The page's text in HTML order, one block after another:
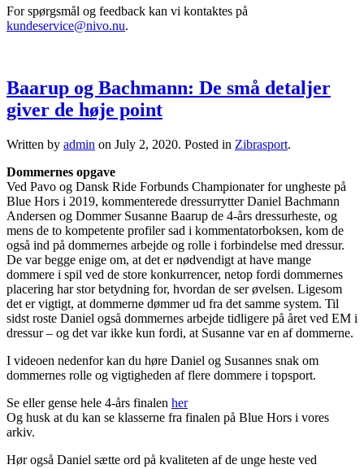
For spørgsmål og feedback kan vi kontaktes på
kundeservice@nivo.nu.
Baarup og Bachmann: De små detaljer
giver de høje point
Written by admin on July 2, 2020. Posted in Zibrasport.
Dommernes opgave
Ved Pavo og Dansk Ride Forbunds Championater for ungheste på
Blue Hors i 2019, kommenterede dressurrytter Daniel Bachmann
Andersen og Dommer Susanne Baarup de 4-års dressurheste, og
mens de to kompetente profiler sad i kommentatorboksen, kom de
også ind på dommernes arbejde og rolle i forbindelse med dressur.
De var begge enige om, at det er nødvendigt at have mange
dommere i spil ved de store konkurrencer, netop fordi dommernes
placering har stor betydning for, hvordan de ser øvelsen. Ligesom
det er vigtigt, at dommerne dømmer ud fra det samme system. Til
sidst roste Daniel også dommernes arbejde tidligere på året ved EM i
dressur – og det var ikke kun fordi, at Susanne var en af dommerne.
I videoen nedenfor kan du høre Daniel og Susannes snak om
dommernes rolle og vigtigheden af flere dommere i topsport.
Se eller gense hele 4-års finalen her
Og husk at du kan se klasserne fra finalen på Blue Hors i vores
arkiv.
Hør også Daniel sætte ord på kvaliteten af de unge heste ved